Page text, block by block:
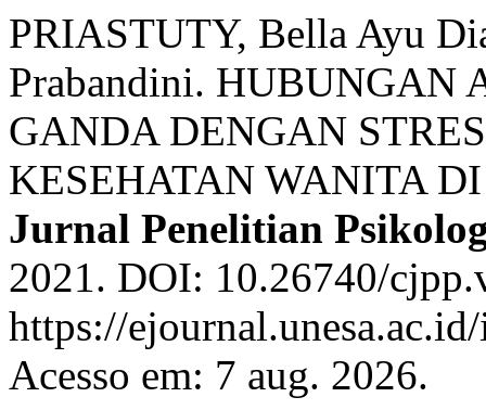
PRIASTUTY, Bella Ayu
Prabandini. HUBUNGAN
GANDA DENGAN
KESEHATAN WANITA
Jurnal Penelitian
2021. DOI: 10.26740/
https://
Acesso em: 7 aug. 2026.